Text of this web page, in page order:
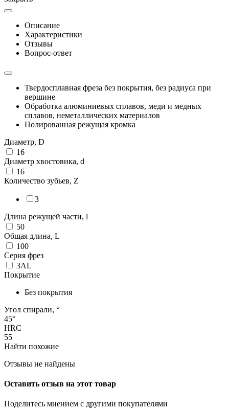
Описание
Характеристики
Отзывы
Вопрос-ответ
Твердосплавная фреза без покрытия, без радиуса при
вершине
Обработка алюминиевых сплавов, меди и медных
сплавов, неметаллических материалов
Полированная режущая кромка
Диаметр, D
16
Диаметр хвостовика, d
16
Количество зубьев, Z
3
Длина режущей части, l
50
Общая длина, L
100
Серия фрез
3AL
Покрытие
Без покрытия
Угол спирали, °
45°
HRC
55
Найти похожие
Отзывы не найдены
Оставить отзыв на этот товар
Поделитесь мнением с другими покупателями